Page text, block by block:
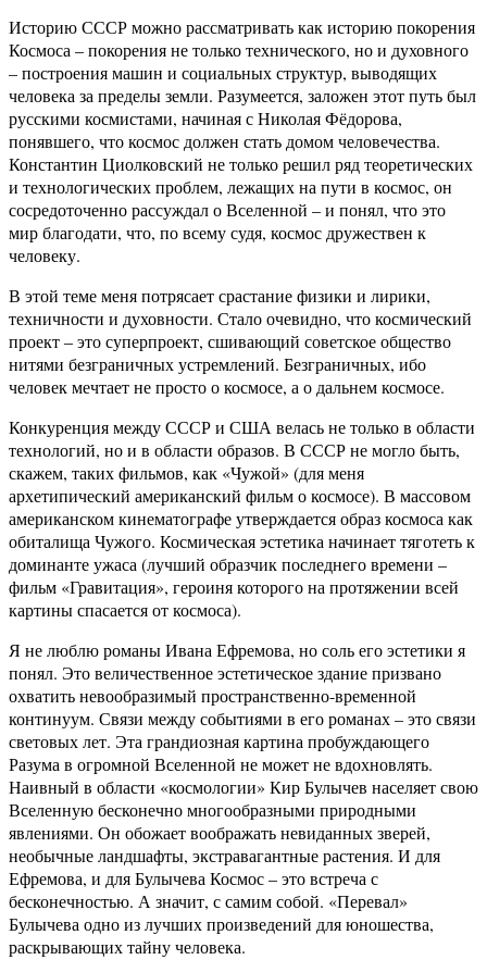
Историю СССР можно рассматривать как историю покорения
Космоса – покорения не только технического, но и духовного
– построения машин и социальных структур, выводящих
человека за пределы земли. Разумеется, заложен этот путь был
русскими космистами, начиная с Николая Фёдорова,
понявшего, что космос должен стать домом человечества.
Константин Циолковский не только решил ряд теоретических
и технологических проблем, лежащих на пути в космос, он
сосредоточенно рассуждал о Вселенной – и понял, что это
мир благодати, что, по всему судя, космос дружествен к
человеку.
В этой теме меня потрясает срастание физики и лирики,
техничности и духовности. Стало очевидно, что космический
проект – это суперпроект, сшивающий советское общество
нитями безграничных устремлений. Безграничных, ибо
человек мечтает не просто о космосе, а о дальнем космосе.
Конкуренция между СССР и США велась не только в области
технологий, но и в области образов. В СССР не могло быть,
скажем, таких фильмов, как «Чужой» (для меня
архетипический американский фильм о космосе). В массовом
американском кинематографе утверждается образ космоса как
обиталища Чужого. Космическая эстетика начинает тяготеть к
доминанте ужаса (лучший образчик последнего времени –
фильм «Гравитация», героиня которого на протяжении всей
картины спасается от космоса).
Я не люблю романы Ивана Ефремова, но соль его эстетики я
понял. Это величественное эстетическое здание призвано
охватить невообразимый пространственно-временной
континуум. Связи между событиями в его романах – это связи
световых лет. Эта грандиозная картина пробуждающего
Разума в огромной Вселенной не может не вдохновлять.
Наивный в области «космологии» Кир Булычев населяет свою
Вселенную бесконечно многообразными природными
явлениями. Он обожает воображать невиданных зверей,
необычные ландшафты, экстравагантные растения. И для
Ефремова, и для Булычева Космос – это встреча с
бесконечностью. А значит, с самим собой. «Перевал»
Булычева одно из лучших произведений для юношества,
раскрывающих тайну человека.